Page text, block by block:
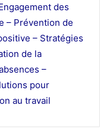
des
– Prévention de
– Stratégies
de la
–
pour
au travail